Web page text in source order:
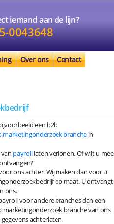
iemand aan de lijn?
0043648
Over ons Contact
een b2b
marketingonderzoek branche in
payrolllaten verlonen. Of wilt u
ons achter. Wij maken dan voor u
op maat. U ontvangt
ons.
voor andere branches dan een
branche van ons
achterlaten.